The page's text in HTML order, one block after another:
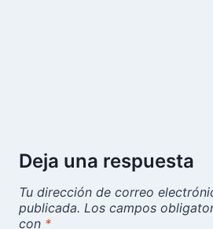
Deja una respuesta
Tu dirección de correo
publicada. Los campos
con *